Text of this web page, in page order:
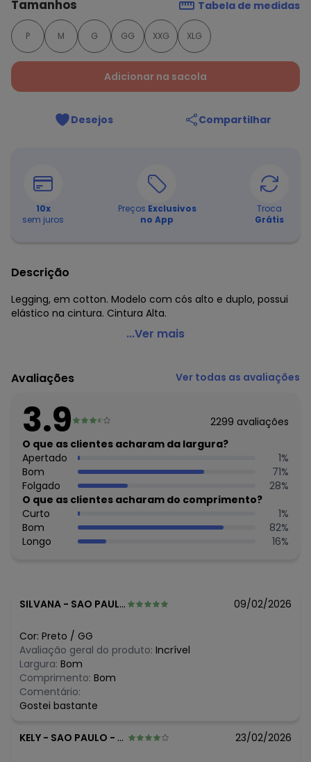
Tamanhos Tabela de medidas
P M G GG XXG XLG
Adicionar na sacola
Desejos Compartilhar
10x
sem juros
Preços Exclusivos
no App
Troca
Grátis
Descrição
Legging, em cotton. Modelo com cós alto e duplo, possui
elástico na cintura. Cintura Alta.
Alma Dolce - Calça Legging Preta
Observação: Cós duplo - Baixa compressão
Tecido: Algodão c/ elastano
Histórico de preços
O preço apresentado abaixo é o menor oferecido em
algum dia do mês, para o menor tamanho disponível.
agosto/2026
R$ 69,99
julho/2026 R$ 69,99
junho/2026 R$ 74,99
maio/2026 R$ 69,99
abril/2026 R$ 69,99
março/2026 R$ 74,99
...Ver mais
Avaliações Ver todas as avaliações
3.9 2299 avaliações
O que as clientes acharam da largura?
Apertado
1%
Bom
71%
Folgado
28%
O que as clientes acharam do comprimento?
Curto
1%
Bom
82%
Longo
16%
SILVANA - SAO PAULO - SP 09/02/2026
Cor: Preto / GG
Avaliação geral do produto: Incrível
Largura: Bom
Comprimento: Bom
Comentário:
Gostei bastante
KELY - SAO PAULO - SP 23/02/2026